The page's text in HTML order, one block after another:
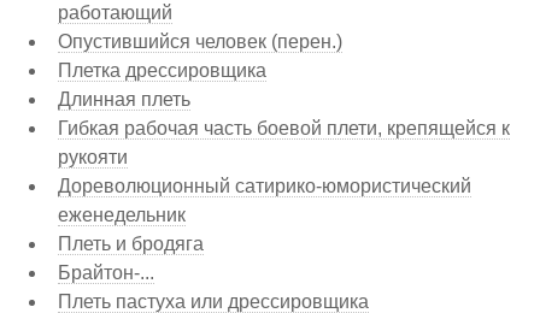
работающий
Опустившийся человек (перен.)
Плетка дрессировщика
Длинная плеть
Гибкая рабочая часть боевой плети, крепящейся к
рукояти
Дореволюционный сатирико-юмористический
еженедельник
Плеть и бродяга
Брайтон-...
Плеть пастуха или дрессировщика